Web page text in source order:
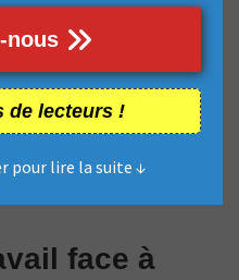
nous
de lecteurs !
pour lire la suite ↓
face à